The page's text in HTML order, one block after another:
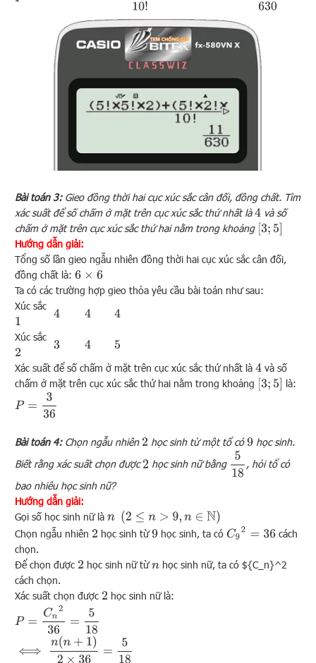
Bài toán 3:Gieo đồng thời hai cục xúc sắc cân đối, đồng chất. Tìm
xác suất để số chấm ở mặt trên cục xúc sắc thứ nhất là4 và số
chấm ở mặt trên cục xúc sắc thứ hai nằm trong khoảng [3; 5]
Hướng dẫn giải:
Tổng số lần gieo ngẫu nhiên đồng thời hai cục xúc sắc cân đối,
đồng chất là:6×6
Ta có các trường hợp gieo thỏa yêu cầu bài toán như sau:
Xúc sắc
1
4 4
4
Xúc sắc
2
3 4
5
Xác suất để số chấm ở mặt trên cục xúc sắc thứ nhất là4 và số
chấm ở mặt trên cục xúc sắc thứ hai nằm trong khoảng [3; 5]
là:
P=
Bài toán 4:Chọn ngẫu nhiên 2 học sinh từ một tổ có9học sinh.
Biết rằng xác suất chọn được2 học sinh nữ bằng
518
, hỏi tổ có
bao nhiêu học sinh nữ?
Hướng dẫn giải:
Gọi số học sinh nữ làn (2≤n>9, n∈ N)
Chọn ngẫu nhiên 2 học sinh từ9học sinh, ta có C92= 36
cách
chọn.
Để chọn được 2 học sinh nữ từnhọc sinh nữ, ta có ${C_n}^2
cách chọn.
Xác suất chọn được 2 học sinh nữ là:
236 =
+1)2× 36 = 5